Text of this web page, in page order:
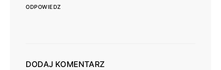
ODPOWIEDZ
DODAJ KOMENTARZ